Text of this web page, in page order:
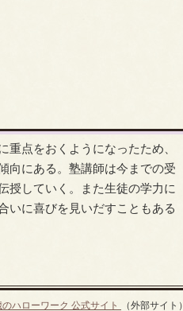
点をおくようになったため、
向にある。塾講師は今までの受
授していく。また生徒の学力に
いに喜びを見いだすこともある
のハローワーク 公式サイト （外部サイト）